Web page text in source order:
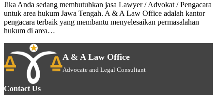
Jika Anda sedang membutuhkan jasa Lawyer / Advokat / Pengacara
untuk area hukum Jawa Tengah. A & A Law Office adalah kantor
pengacara terbaik yang membantu menyelesaikan permasalahan
hukum di area…
A & A Law Office
Advocate and Legal Consultant
Contact Us